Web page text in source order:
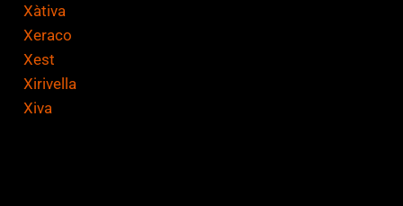
Xàtiva
Xeraco
Xest
Xirivella
Xiva